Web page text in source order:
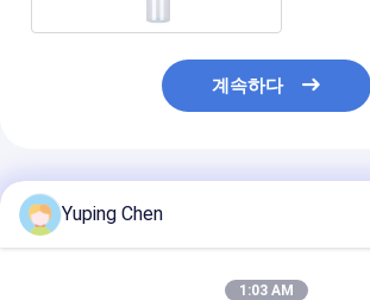
계속하다
추천된 제품
Yuping Chen
1:03 AM